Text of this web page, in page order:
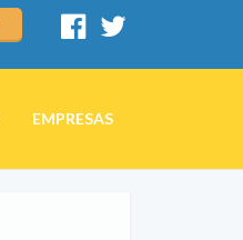
Facebook
EMPRESAS